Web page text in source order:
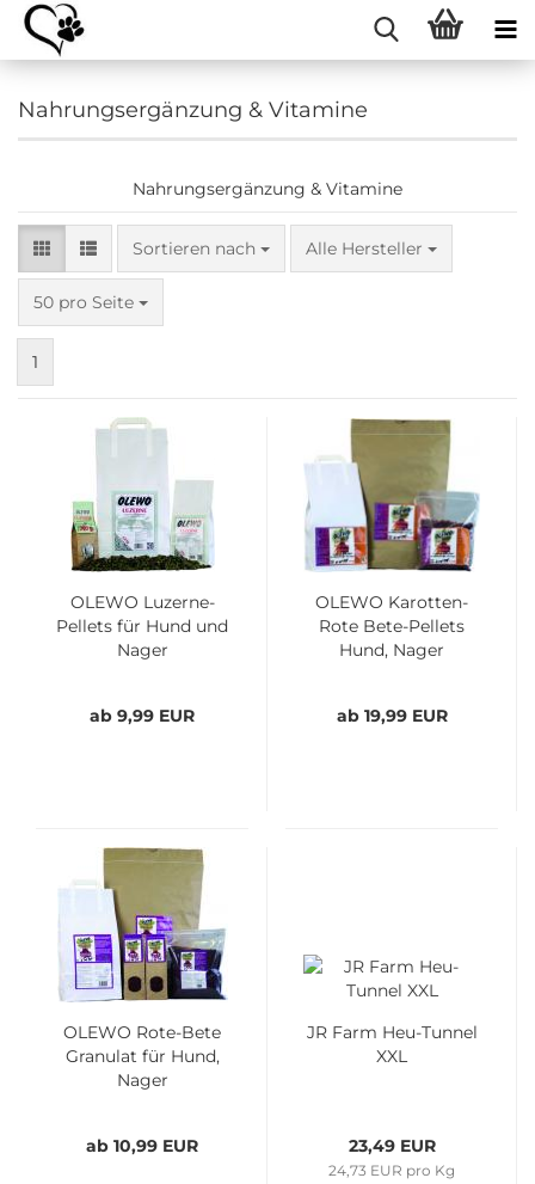
Nahrungsergänzung & Vitamine
Nahrungsergänzung & Vitamine
Sortieren nach
Sortieren nach Alle Hersteller
50 pro Seite
pro Seite
1
OLEWO Luzerne-
Pellets für Hund und
Nager
ab 9,99 EUR
OLEWO Karotten-
Rote Bete-Pellets
Hund, Nager
ab 19,99 EUR
OLEWO Rote-Bete
Granulat für Hund,
Nager
ab 10,99 EUR
JR Farm Heu-Tunnel
XXL
23,49 EUR
24,73 EUR pro Kg